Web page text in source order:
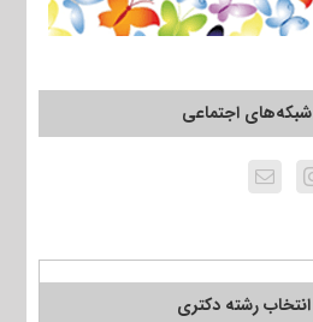
شبکه‌های اجتماعی
انتخاب رشته دکتری